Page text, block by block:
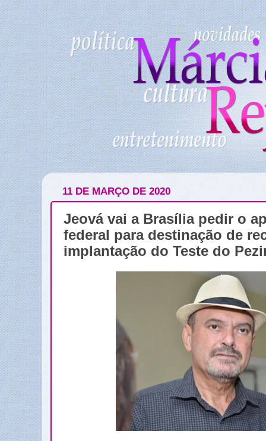
11 DE MARÇO DE 2020
Jeová vai a Brasília pedir o
federal para destinação de
implantação do Teste do